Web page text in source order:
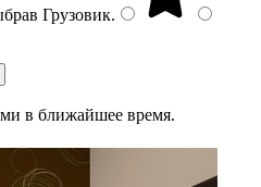
Грузовик.
в ближайшее время.